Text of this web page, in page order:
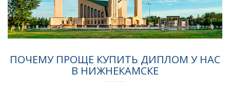
ПОЧЕМУ ПРОЩЕ КУПИТЬ ДИПЛОМ У НАС
В НИЖНЕКАМСКЕ